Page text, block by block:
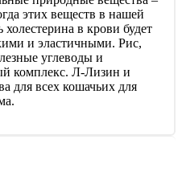
этих веществ в нашей
в крови будет
и эластичными. Рис,
углеводы и
комплекс. Л-Лизин и
для всех кошачьих для